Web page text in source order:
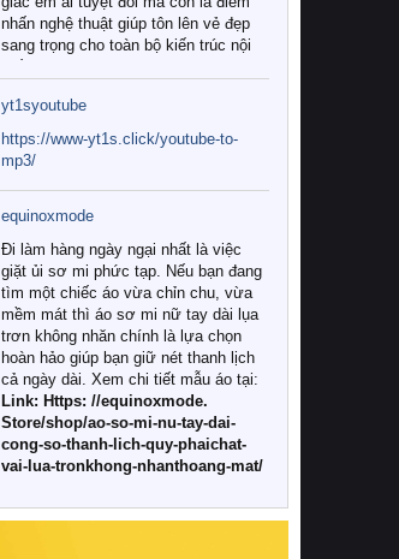
nhấn nghệ thuật giúp tôn lên vẻ đẹp
sang trọng cho toàn bộ kiến trúc nội
Tuy nhiên, giữa thị trường đa dạng
với vô vàn thương hiệu và mẫu mã
như hiện nay, làm thế nào để chọn
được những bộ chăn ga gối đệm cao
cấp thực sự chất lượng, phù hợp với
khí hậu và nhu cầu sử dụng của gia
đình? Hãy cùng chúng tôi đi tìm lời
giải đáp chi tiết qua bài viết dưới đây.
1. Tại sao các gia đình hiện đại lại ưa
chuộng chăn ga gối đệm cao cấp?
Khác với các dòng sản phẩm thông
thường, những bộ chăn ga gối đệm
cao cấp trải qua quy trình sản xuất
nghiêm ngặt từ khâu chọn lọc nguyên
liệu tự nhiên đến công nghệ dệt
nhuộm hiện đại không chứa hóa chất
này, bạn sẽ cảm nhận rõ rệt sự khác
yt1syoutube
https://www-yt1s.click/youtube-to-
mp3/
equinoxmode
Đi làm hàng ngày ngại nhất là việc
giặt ủi sơ mi phức tạp. Nếu bạn đang
tìm một chiếc áo vừa chỉn chu, vừa
mềm mát thì áo sơ mi nữ tay dài lụa
trơn không nhăn chính là lựa chọn
hoàn hảo giúp bạn giữ nét thanh lịch
cả ngày dài. Xem chi tiết mẫu áo tại:
Link: Https: //equinoxmode.
Store/shop/ao-so-mi-nu-tay-dai-
cong-so-thanh-lich-quy-phaichat-
vai-lua-tronkhong-nhanthoang-mat/